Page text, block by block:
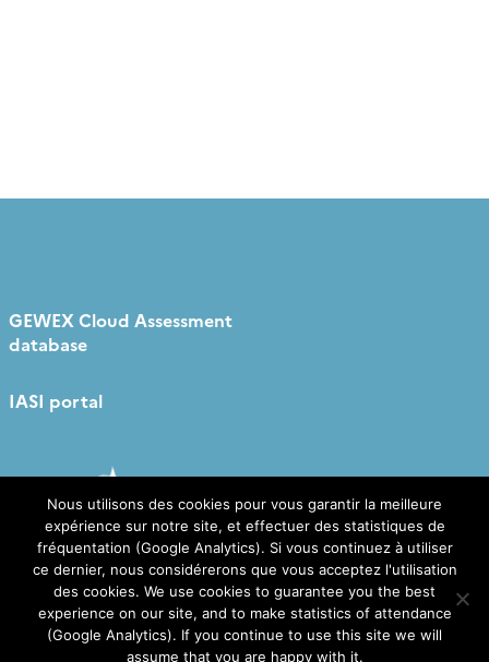
GEWEX Cloud Assessment
database
IASI portal
© Copyright Aeris 2021 -SEDOO (Data service
OMP)
Nous utilisons des cookies pour vous garantir la meilleure
expérience sur notre site, et effectuer des statistiques de
fréquentation (Google Analytics). Si vous continuez à utiliser
ce dernier, nous considérerons que vous acceptez l'utilisation
des cookies. We use cookies to guarantee you the best
experience on our site, and to make statistics of attendance
(Google Analytics). If you continue to use this site we will
assume that you are happy with it.